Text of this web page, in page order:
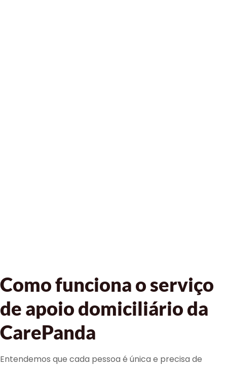
Como funciona o serviço
de apoio domiciliário da
CarePanda
Entendemos que cada pessoa é única e precisa de